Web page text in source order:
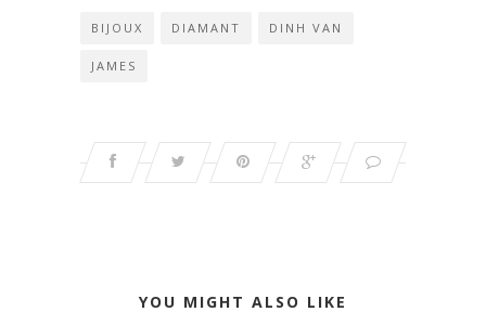
BIJOUX DIAMANT DINH VAN
JAMES
YOU MIGHT ALSO LIKE